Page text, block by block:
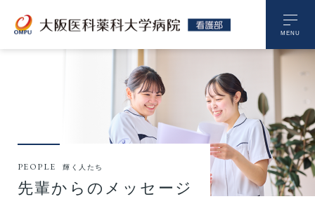
PEOPLE 輝く人たち
先輩からのメッセージ